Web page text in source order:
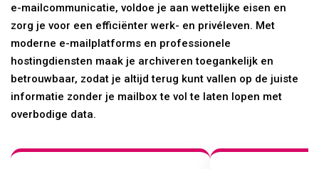
e-mailcommunicatie, voldoe je aan wettelijke eisen en
zorg je voor een efficiënter werk- en privéleven. Met
moderne e-mailplatforms en professionele
hostingdiensten maak je archiveren toegankelijk en
betrouwbaar, zodat je altijd terug kunt vallen op de juiste
informatie zonder je mailbox te vol te laten lopen met
overbodige data.